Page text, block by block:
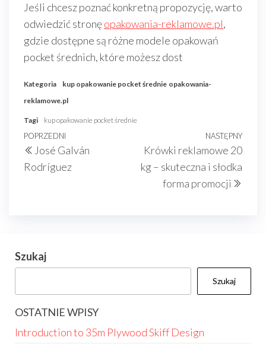
Jeśli chcesz poznać konkretną propozycję, warto
odwiedzić stronęopakowania-reklamowe.pl,
gdzie dostępne są różne modele opakowań
pocket średnich, które możesz dost
Kategoria kup opakowanie pocket średnie opakowania-
reklamowe.pl
Tagi kup opakowanie pocket średnie
Nawigacja
wpisu
Poprzedni
wpis
POPRZEDNI
José Galván
Rodríguez
wpis
NASTĘPNY
Krówki reklamowe 20
kg – skuteczna i słodka
forma promocji
Szukaj
Szukaj
OSTATNIE WPISY
Introduction to 35m Plywood Skiff Design